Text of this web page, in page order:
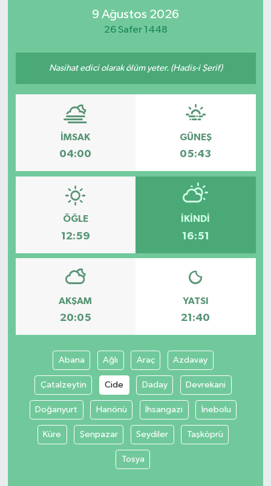
9 Ağustos 2026
26 Safer 1448
Nasihat edici olarak ölüm yeter. (Hadis-i Şerif)
İMSAK
04:00
GÜNEŞ
05:43
ÖĞLE
12:59
İKINDI
16:51
AKŞAM
20:05
YATSI
21:40
Abana Ağlı Araç Azdavay
Çatalzeytin Cide Daday Devrekani
Doğanyurt Hanönü İhsangazi İnebolu
Küre Şenpazar Seydiler Taşköprü
Tosya
Kültür Sanat
Magazin
Medya
Politika
Spor
Yaşam